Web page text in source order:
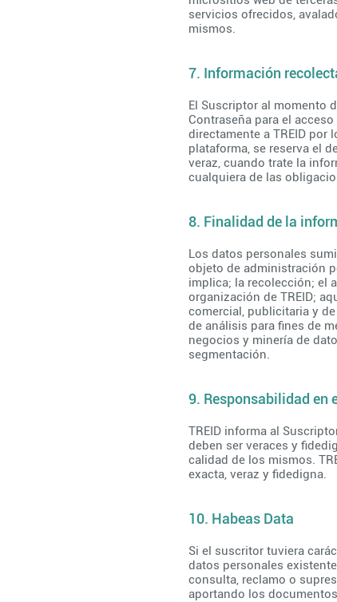
servicios ofrecidos,
mismos.
7. Información
El Suscriptor al momento
Contraseña para el
directamente a TREID por
plataforma, se reserva el
veraz, cuando trate la
cualquiera de las
8. Finalidad de la
Los datos personales
objeto de administración
implica; la recolección; el
organización de TREID;
comercial, publicitaria y
de análisis para fines de
negocios y minería de
segmentación.
9. Responsabilidad en
TREID informa al
deben ser veraces y
calidad de los mismos.
exacta, veraz y fidedigna.
10. Habeas Data
Si el suscritor tuviera
datos personales
consulta, reclamo o
aportando los